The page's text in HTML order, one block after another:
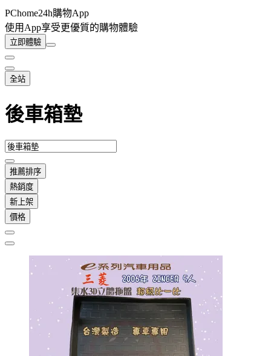
PChome24h購物App
使用App享受更優質的購物體驗
立即體驗
全站
後車箱墊
推薦排序
熱銷度
新上架
價格